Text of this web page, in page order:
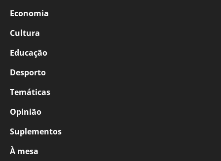
Economia
Cultura
Educação
Desporto
Temáticas
Opinião
Suplementos
À mesa